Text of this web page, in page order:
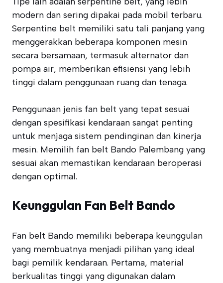
modern dan sering dipakai pada mobil terbaru.
Serpentine belt memiliki satu tali panjang yang
menggerakkan beberapa komponen mesin
secara bersamaan, termasuk alternator dan
pompa air, memberikan efisiensi yang lebih
tinggi dalam penggunaan ruang dan tenaga.
Penggunaan jenis fan belt yang tepat sesuai
dengan spesifikasi kendaraan sangat penting
untuk menjaga sistem pendinginan dan kinerja
mesin. Memilih fan belt Bando Palembang yang
sesuai akan memastikan kendaraan beroperasi
dengan optimal.
Keunggulan Fan Belt Bando
Fan belt Bando memiliki beberapa keunggulan
yang membuatnya menjadi pilihan yang ideal
bagi pemilik kendaraan. Pertama, material
berkualitas tinggi yang digunakan dalam